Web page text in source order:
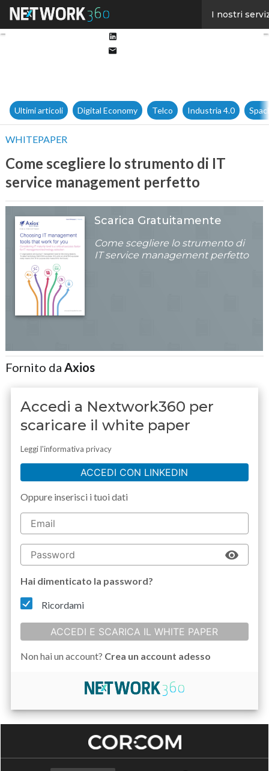
I nostri
Ultimi articoli Digital Economy Telco Industria 4.0
WHITEPAPER
Come scegliere lo strumento di IT
service management perfetto
Scarica Gratuitamente
Come scegliere lo strumento di
IT service management perfetto
Fornito daAxios
Accedi a Nextwork360 per
scaricare il white paper
Leggi l'informativa privacy
ACCEDI CON LINKEDIN
Oppure inserisci i tuoi dati
Hai dimenticato la password?
Ricordami
ACCEDI E SCARICA IL WHITE PAPER
Non hai un account? Crea un account adesso